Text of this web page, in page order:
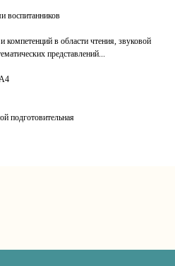
воспитанников
в области чтения, звуковой
представлений...
подготовительная